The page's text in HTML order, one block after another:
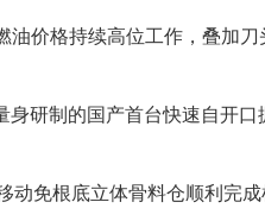
价格持续高位工作，叠加刀
研制的国产首台快速自开口
免根底立体骨料仓顺利完成